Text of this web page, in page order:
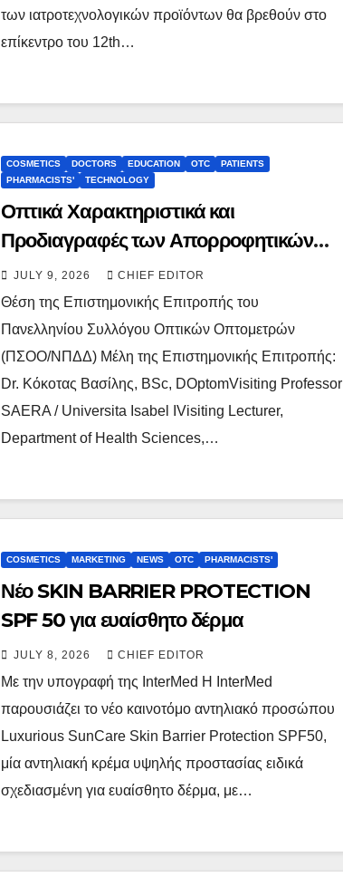
των ιατροτεχνολογικών προϊόντων θα βρεθούν στο
επίκεντρο του 12th…
COSMETICS DOCTORS EDUCATION OTC
PATIENTS
PHARMACISTS'
TECHNOLOGY
Οπτικά Χαρακτηριστικά και
Προδιαγραφές των Απορροφητικών
Γυαλιών Ηλίου.
JULY 9, 2026 CHIEF EDITOR
Θέση της Επιστημονικής Επιτροπής του
Πανελληνίου Συλλόγου Οπτικών Οπτομετρών
(ΠΣΟΟ/ΝΠΔΔ) Μέλη της Επιστημονικής Επιτροπής:
Dr. Κόκοτας Βασίλης, BSc, DOptomVisiting Professor
SAERA / Universita Isabel IVisiting Lecturer,
Department of Health Sciences,…
COSMETICS MARKETING NEWS OTC PHARMACISTS'
Νέο SKIN BARRIER PROTECTION
SPF 50 για ευαίσθητο δέρμα
JULY 8, 2026 CHIEF EDITOR
Με την υπογραφή της InterMed Η InterMed
παρουσιάζει το νέο καινοτόμο αντηλιακό προσώπου
Luxurious SunCare Skin Barrier Protection SPF50,
μία αντηλιακή κρέμα υψηλής προστασίας ειδικά
σχεδιασμένη για ευαίσθητο δέρμα, με…